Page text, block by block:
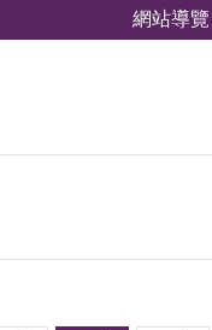
網站導覽